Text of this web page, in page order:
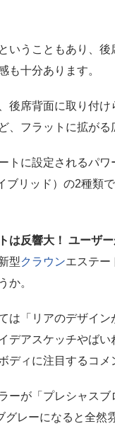
いうこともあり、後
も十分あります。
席背面に取り付け
、フラットに拡がる
トに設定されるパ
ブリッド）の2種類
は反響大！ ユーザ
型クラウンエステー
か。
は「リアのデザイン
デアスケッチやば
ディに注目するコメ
ーが「プレシャスブ
グレーになると全然